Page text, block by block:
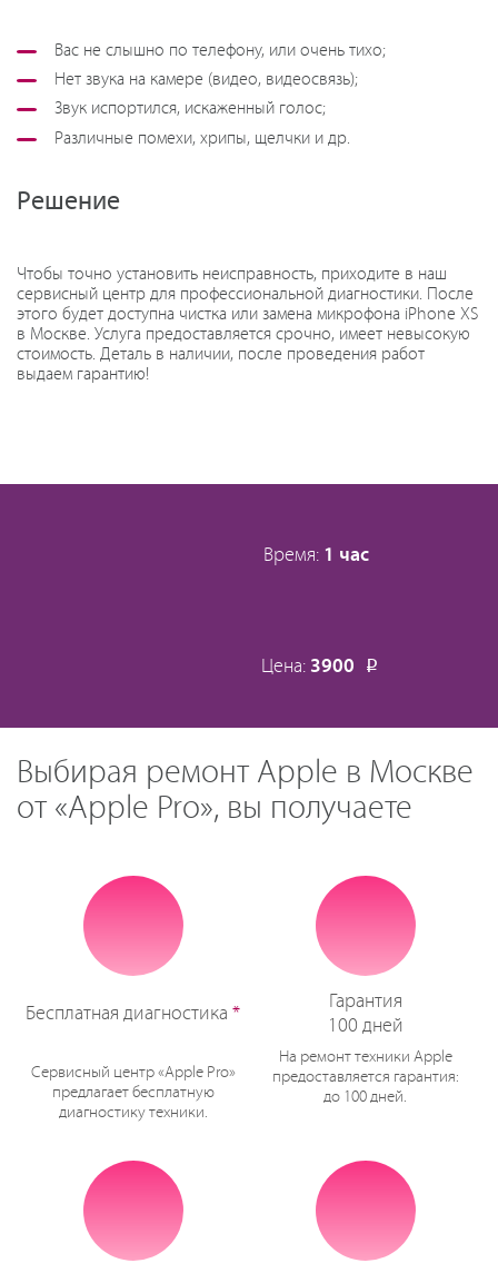
Вас не слышно по телефону, или очень тихо;
Нет звука на камере (видео, видеосвязь);
Звук испортился, искаженный голос;
Различные помехи, хрипы, щелчки и др.
Решение
Чтобы точно установить неисправность, приходите в наш
сервисный центр для профессиональной диагностики. После
этого будет доступна чистка или замена микрофона iPhone XS
в Москве. Услуга предоставляется срочно, имеет невысокую
стоимость. Деталь в наличии, после проведения работ
выдаем гарантию!
Время: 1 час
Цена: 3900 Р
Выбирая ремонт Apple в Москве
от «Apple Pro», вы получаете
Бесплатная диагностика *
Сервисный центр «Apple Pro»
предлагает бесплатную
диагностику техники.
Гарантия
100 дней
На ремонт техники Apple
предоставляется гарантия:
до 100 дней.